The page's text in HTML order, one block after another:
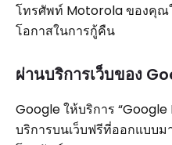
โทรศัพท์ Motorola ของคุ
โอกาสในการกู้คืน
ผ่านบริการเว็บของ
Google ให้บริการ “Google
บริการบนเว็บฟรีที่ออกแบบ